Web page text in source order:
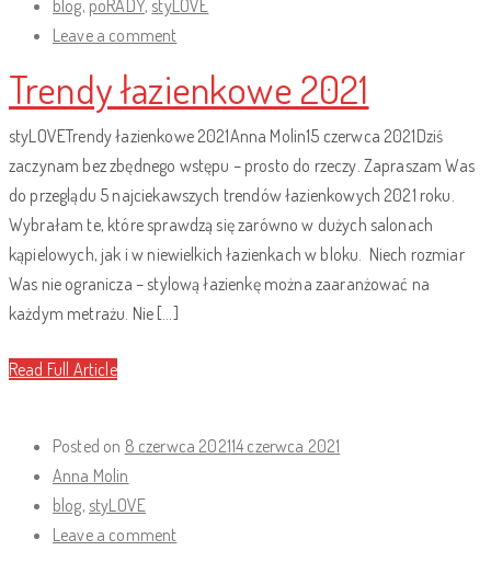
blog, poRADY, styLOVE
Leave a comment
Trendy łazienkowe 2021
styLOVETrendy łazienkowe 2021Anna Molin15 czerwca 2021Dziś
zaczynam bez zbędnego wstępu – prosto do rzeczy. Zapraszam Was
do przeglądu 5 najciekawszych trendów łazienkowych 2021 roku.
Wybrałam te, które sprawdzą się zarówno w dużych salonach
kąpielowych, jak i w niewielkich łazienkach w bloku. Niech rozmiar
Was nie ogranicza – stylową łazienkę można zaaranżować na
każdym metrażu. Nie […]
Read Full Article
Posted on 8 czerwca 202114 czerwca 2021
Anna Molin
blog, styLOVE
Leave a comment